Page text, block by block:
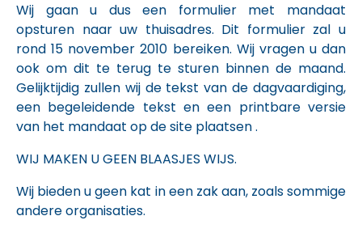
Wij gaan u dus een formulier met mandaat
opsturen naar uw thuisadres. Dit formulier zal u
rond 15 november 2010 bereiken. Wij vragen u dan
ook om dit te terug te sturen binnen de maand.
Gelijktijdig zullen wij de tekst van de dagvaardiging,
een begeleidende tekst en een printbare versie
van het mandaat op de site plaatsen .
WIJ MAKEN U GEEN BLAASJES WIJS.
Wij bieden u geen kat in een zak aan, zoals sommige
andere organisaties.